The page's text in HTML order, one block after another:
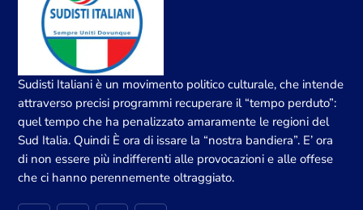
Sudisti Italiani è un movimento politico culturale, che intende
attraverso precisi programmi recuperare il “tempo perduto”:
quel tempo che ha penalizzato amaramente le regioni del
Sud Italia. Quindi È ora di issare la “nostra bandiera”. E’ ora
di non essere più indifferenti alle provocazioni e alle offese
che ci hanno perennemente oltraggiato.